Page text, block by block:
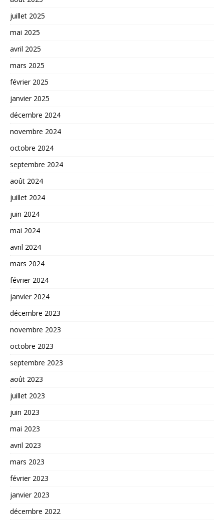
juillet 2025
mai 2025
avril 2025
mars 2025
février 2025
janvier 2025
décembre 2024
novembre 2024
octobre 2024
septembre 2024
août 2024
juillet 2024
juin 2024
mai 2024
avril 2024
mars 2024
février 2024
janvier 2024
décembre 2023
novembre 2023
octobre 2023
septembre 2023
août 2023
juillet 2023
juin 2023
mai 2023
avril 2023
mars 2023
février 2023
janvier 2023
décembre 2022